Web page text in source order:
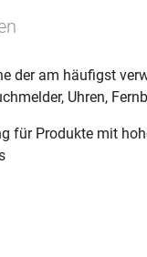
der am häufigst
Uhren,
für Produkte mit